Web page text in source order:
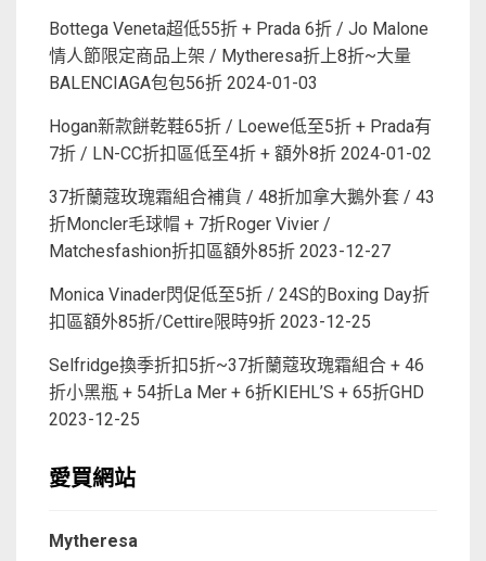
Bottega Veneta超低55折 + Prada 6折 / Jo Malone
情人節限定商品上架 / Mytheresa折上8折~大量
BALENCIAGA包包56折 2024-01-03
Hogan新款餅乾鞋65折 / Loewe低至5折 + Prada有
7折 / LN-CC折扣區低至4折 + 額外8折 2024-01-02
37折蘭蔻玫瑰霜組合補貨 / 48折加拿大鵝外套 / 43
折Moncler毛球帽 + 7折Roger Vivier /
Matchesfashion折扣區額外85折 2023-12-27
Monica Vinader閃促低至5折 / 24S的Boxing Day折
扣區額外85折/Cettire限時9折 2023-12-25
Selfridge換季折扣5折~37折蘭蔻玫瑰霜組合 + 46
折小黑瓶 + 54折La Mer + 6折KIEHL’S + 65折GHD
2023-12-25
愛買網站
Mytheresa